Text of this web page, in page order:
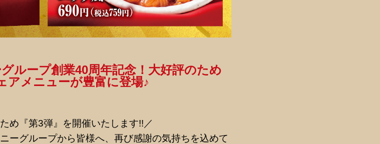
ループ創業40周年記念！大好評のため
アメニューが豊富に登場♪
『第3弾』を開催いたします!!／
ーグループから皆様へ、再び感謝の気持ちを込めて